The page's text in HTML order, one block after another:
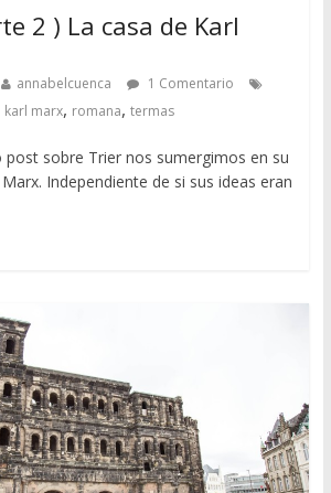
2 ) La casa de Karl
annabelcuenca
1 Comentario
karl marx, romana, termas
post sobre Trier nos sumergimos en su
Independiente de si sus ideas eran